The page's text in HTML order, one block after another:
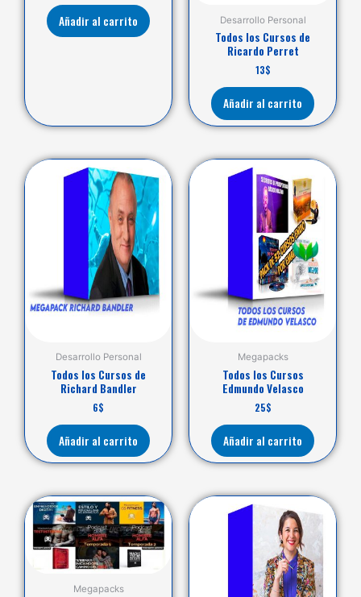
Añadir al carrito Desarrollo Personal
Todos los Cursos de
Ricardo Perret
13$
Añadir al carrito
Desarrollo Personal
Todos los Cursos de
Richard Bandler
6$
Añadir al carrito
Megapacks
Todos los Cursos
Edmundo Velasco
25$
Añadir al carrito
Megapacks